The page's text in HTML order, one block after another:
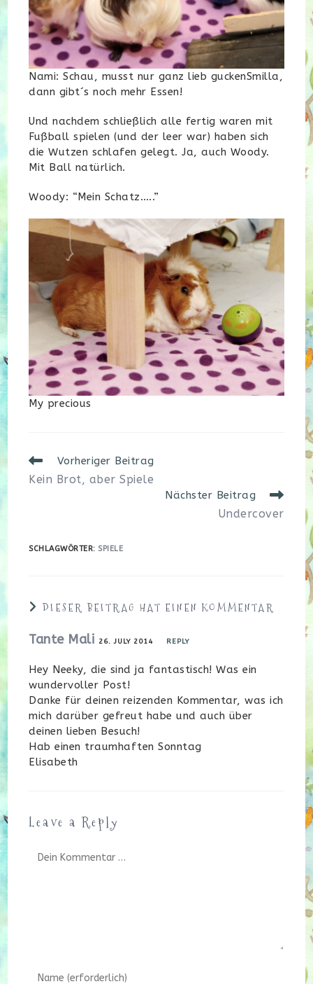
Nami: Schau, musst nur ganz lieb guckenSmilla,
dann gibt´s noch mehr Essen!
Und nachdem schließlich alle fertig waren mit
Fußball spielen (und der leer war) haben sich
die Wutzen schlafen gelegt. Ja, auch Woody.
Mit Ball natürlich.
Woody: “Mein Schatz…..”
My precious
Weitere
Artikel
ansehen
Vorheriger Beitrag
Kein Brot, aber Spiele
Nächster Beitrag
Undercover
SCHLAGWÖRTER:SPIELE
DIESER BEITRAG HAT EINEN KOMMENTAR
Tante Mali 26. JULY 2014 REPLY
Hey Neeky, die sind ja fantastisch! Was ein
wundervoller Post!
Danke für deinen reizenden Kommentar, was ich
mich darüber gefreut habe und auch über
deinen lieben Besuch!
Hab einen traumhaften Sonntag
Elisabeth
Leave a Reply
Kommentar
Gib